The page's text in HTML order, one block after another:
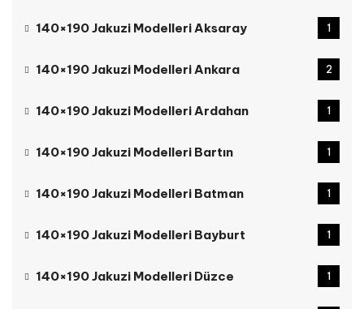
140×190 Jakuzi Modelleri Aksaray 1
140×190 Jakuzi Modelleri Ankara 2
140×190 Jakuzi Modelleri Ardahan 1
140×190 Jakuzi Modelleri Bartın 1
140×190 Jakuzi Modelleri Batman 1
140×190 Jakuzi Modelleri Bayburt 1
140×190 Jakuzi Modelleri Düzce 1